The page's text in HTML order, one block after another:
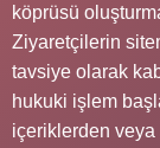
köprüsü
Ziyaretçilerin
tavsiye olarak
hukuki işlem
içeriklerden